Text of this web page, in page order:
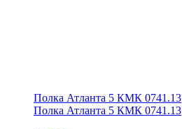
Полка Атланта 5 КМК 0741.13
Полка Атланта 5 КМК 0741.13